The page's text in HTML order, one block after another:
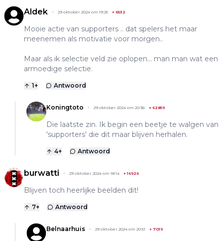
Aldek 29 oktober 2024 om 19:25 + 6532
Mooie actie van supporters .. dat spelers het maar
meenemen als motivatie voor morgen..
Maar als ik selectie veld zie oplopen… man man wat een
armoedige selectie.
1+ Antwoord
Koningtoto 29 oktober 2024 om 20:36 + 62859
Die laatste zin. Ik begin een beetje te walgen van
'supporters' die dit maar blijven herhalen.
4+ Antwoord
burwatti 29 oktober 2024 om 18:14 +16926
Blijven toch heerlijke beelden dit!
7+ Antwoord
Belnaarhuis 29 oktober 2024 om 20:51 + 7019